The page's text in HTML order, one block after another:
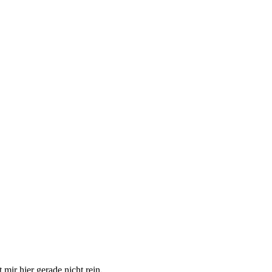
hier gerade nicht rein.